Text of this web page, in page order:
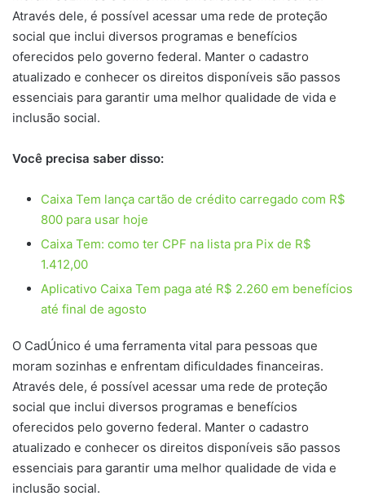
Através dele, é possível acessar uma rede de proteção
social que inclui diversos programas e benefícios
oferecidos pelo governo federal. Manter o cadastro
atualizado e conhecer os direitos disponíveis são passos
essenciais para garantir uma melhor qualidade de vida e
inclusão social.
Você precisa saber disso:
Caixa Tem lança cartão de crédito carregado com R$
800 para usar hoje
Caixa Tem: como ter CPF na lista pra Pix de R$
1.412,00
Aplicativo Caixa Tem paga até R$ 2.260 em benefícios
até final de agosto
O CadÚnico é uma ferramenta vital para pessoas que
moram sozinhas e enfrentam dificuldades financeiras.
Através dele, é possível acessar uma rede de proteção
social que inclui diversos programas e benefícios
oferecidos pelo governo federal. Manter o cadastro
atualizado e conhecer os direitos disponíveis são passos
essenciais para garantir uma melhor qualidade de vida e
inclusão social.